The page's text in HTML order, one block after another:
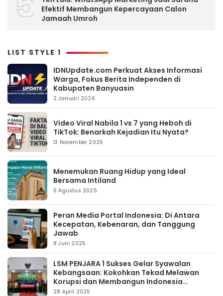
Efektif Membangun Kepercayaan Calon
Jamaah Umroh
LIST STYLE 1
IDNUpdate.com Perkuat Akses Informasi
Warga, Fokus Berita Independen di
Kabupaten Banyuasin
2 Januari 2026
Video Viral Nabila 1 vs 7 yang Heboh di
TikTok: Benarkah Kejadian Itu Nyata?
13 November 2025
Menemukan Ruang Hidup yang Ideal
Bersama Intiland
5 Agustus 2025
Peran Media Portal Indonesia: Di Antara
Kecepatan, Kebenaran, dan Tanggung
Jawab
8 Juni 2025
LSM PENJARA 1 Sukses Gelar Syawalan
Kebangsaan: Kokohkan Tekad Melawan
Korupsi dan Membangun Indonesia
Berintegritas
28 April 2025